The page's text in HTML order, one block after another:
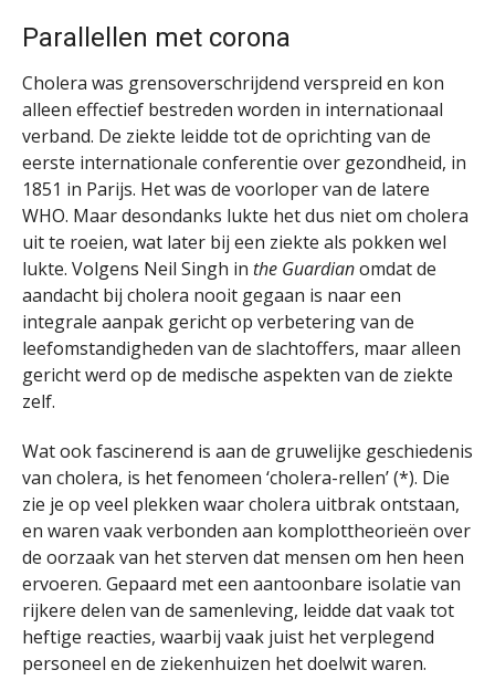
Parallellen met corona
Cholera was grensoverschrijdend verspreid en kon
alleen effectief bestreden worden in internationaal
verband. De ziekte leidde tot de oprichting van de
eerste internationale conferentie over gezondheid, in
1851 in Parijs. Het was de voorloper van de latere
WHO. Maar desondanks lukte het dus niet om cholera
uit te roeien, wat later bij een ziekte als pokken wel
lukte. Volgens Neil Singh in the Guardianomdat de
aandacht bij cholera nooit gegaan is naar een
integrale aanpak gericht op verbetering van de
leefomstandigheden van de slachtoffers, maar alleen
gericht werd op de medische aspekten van de ziekte
zelf.
Wat ook fascinerend is aan de gruwelijke geschiedenis
van cholera, is het fenomeen ‘cholera-rellen’ (*). Die
zie je op veel plekken waar cholera uitbrak ontstaan,
en waren vaak verbonden aan komplottheorieën over
de oorzaak van het sterven dat mensen om hen heen
ervoeren. Gepaard met een aantoonbare isolatie van
rijkere delen van de samenleving, leidde dat vaak tot
heftige reacties, waarbij vaak juist het verplegend
personeel en de ziekenhuizen het doelwit waren.